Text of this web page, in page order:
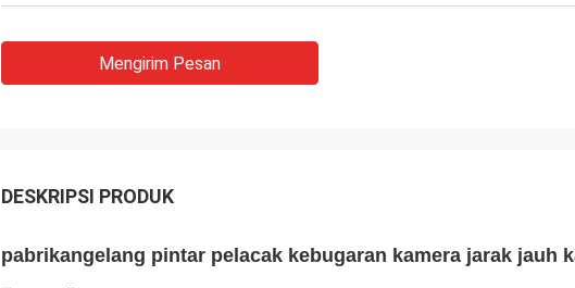
Mengirim Pesan
DESKRIPSI PRODUK
pabrikangelang pintar pelacak kebugaran kamera jarak jauh